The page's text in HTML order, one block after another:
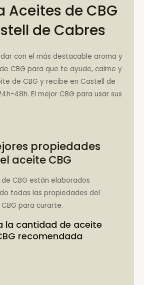
Aceites de CBG
de Cabres
con el más destacable aroma y
CBG para que te ayude, calme y
de CBG y recíbe en Castell de
48h. El mejor CBG para usar sus
propiedades
aceite CBG
CBG están elaborados
todas las propiedades del
CBG para curarte.
la cantidad de aceite
recomendada